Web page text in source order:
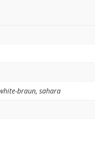
braun, sahara